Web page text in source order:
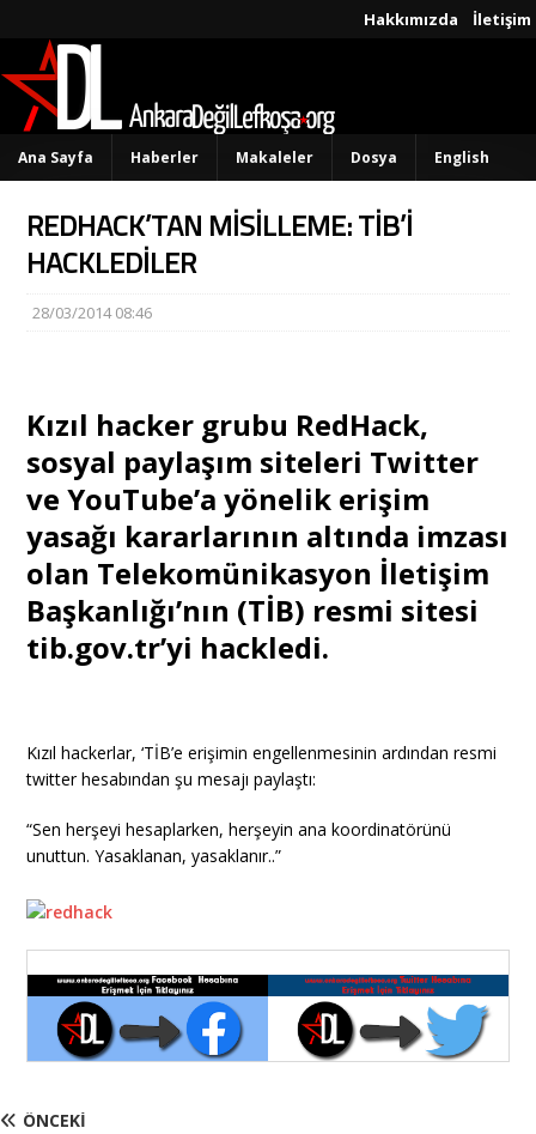
Hakkımızda İletişim
Ana Sayfa Haberler Makaleler Dosya English
REDHACK’TAN MİSİLLEME: TİB’İ
HACKLEDİLER
28/03/2014 08:46
Kızıl hacker grubu RedHack,
sosyal paylaşım siteleri Twitter
ve YouTube’a yönelik erişim
yasağı kararlarının altında imzası
olan Telekomünikasyon İletişim
Başkanlığı’nın (TİB) resmi sitesi
tib.gov.tr’yi hackledi.
Kızıl hackerlar, ‘TİB’e erişimin engellenmesinin ardından resmi
twitter hesabından şu mesajı paylaştı:
“Sen herşeyi hesaplarken, herşeyin ana koordinatörünü
unuttun. Yasaklanan, yasaklanır..”
ÖNCEKI